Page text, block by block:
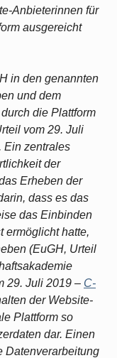
Anbieterinnen für
ausgereicht
in den genannten
und dem
die Plattform
vom 29. Juli
Ein zentrales
der
Erheben der
dass es das
das Einbinden
ermöglicht hatte,
(EuGH, Urteil
29. Juli 2019 – C-
der Website-
Plattform so
dar. Einen
Datenverarbeitung